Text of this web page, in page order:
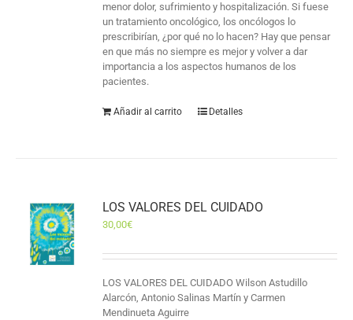
menor dolor, sufrimiento y hospitalización. Si fuese
un tratamiento oncológico, los oncólogos lo
prescribirían, ¿por qué no lo hacen? Hay que pensar
en que más no siempre es mejor y volver a dar
importancia a los aspectos humanos de los
pacientes.
Añadir al carrito Detalles
LOS VALORES DEL CUIDADO
30,00€
LOS VALORES DEL CUIDADO Wilson Astudillo
Alarcón, Antonio Salinas Martín y Carmen
Mendinueta Aguirre